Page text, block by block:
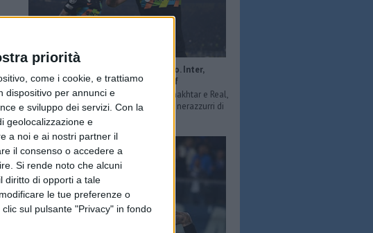
priorità
come i cookie, e trattiamo
dispositivo per annunci e
e sviluppo dei servizi. Con la
geolocalizzazione e
a noi e ai nostri partner il
il consenso o accedere a
Si rende noto che alcuni
diritto di opporti a tale
le tue preferenze o
sul pulsante "Privacy" in fondo
Champions: Milan ko anche col Porto. Inter,
missione compiuta contro lo Sheriff
(via Inter fb) Dopo le vittorie contro Shakhtar e Real,
i moldavi dello Sheriff si arrendono ai nerazzurri di
Inzaghi. Va peggio per il Mila...